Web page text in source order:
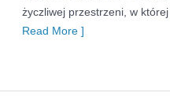
życzliwej przestrzeni, w
Read More ]